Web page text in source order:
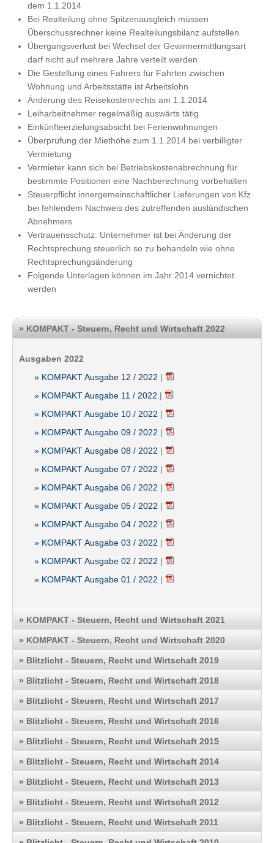
dem 1.1.2014
Bei Realteilung ohne Spitzenausgleich müssen
Überschussrechner keine Realteilungsbilanz aufstellen
Übergangsverlust bei Wechsel der Gewinnermittlungsart
darf nicht auf mehrere Jahre verteilt werden
Die Gestellung eines Fahrers für Fahrten zwischen
Wohnung und Arbeitsstätte ist Arbeitslohn
Änderung des Reisekostenrechts am 1.1.2014
Leiharbeitnehmer regelmäßig auswärts tätig
Einkünfteerzielungsabsicht bei Ferienwohnungen
Überprüfung der Miethöhe zum 1.1.2014 bei verbilligter
Vermietung
Vermieter kann sich bei Betriebskostenabrechnung für
bestimmte Positionen eine Nachberechnung vorbehalten
Steuerpflicht innergemeinschaftlicher Lieferungen von Kfz
bei fehlendem Nachweis des zutreffenden ausländischen
Abnehmers
Vertrauensschutz: Unternehmer ist bei Änderung der
Rechtsprechung steuerlich so zu behandeln wie ohne
Rechtsprechungsänderung
Folgende Unterlagen können im Jahr 2014 vernichtet
werden
» KOMPAKT - Steuern, Recht und Wirtschaft 2022
Ausgaben 2022
» KOMPAKT Ausgabe 12 / 2022 |
» KOMPAKT Ausgabe 11 / 2022 |
» KOMPAKT Ausgabe 10 / 2022 |
» KOMPAKT Ausgabe 09 / 2022 |
» KOMPAKT Ausgabe 08 / 2022 |
» KOMPAKT Ausgabe 07 / 2022 |
» KOMPAKT Ausgabe 06 / 2022 |
» KOMPAKT Ausgabe 05 / 2022 |
» KOMPAKT Ausgabe 04 / 2022 |
» KOMPAKT Ausgabe 03 / 2022 |
» KOMPAKT Ausgabe 02 / 2022 |
» KOMPAKT Ausgabe 01 / 2022 |
» KOMPAKT - Steuern, Recht und Wirtschaft 2021
» KOMPAKT - Steuern, Recht und Wirtschaft 2020
» Blitzlicht - Steuern, Recht und Wirtschaft 2019
» Blitzlicht - Steuern, Recht und Wirtschaft 2018
» Blitzlicht - Steuern, Recht und Wirtschaft 2017
» Blitzlicht - Steuern, Recht und Wirtschaft 2016
» Blitzlicht - Steuern, Recht und Wirtschaft 2015
» Blitzlicht - Steuern, Recht und Wirtschaft 2014
» Blitzlicht - Steuern, Recht und Wirtschaft 2013
» Blitzlicht - Steuern, Recht und Wirtschaft 2012
» Blitzlicht - Steuern, Recht und Wirtschaft 2011